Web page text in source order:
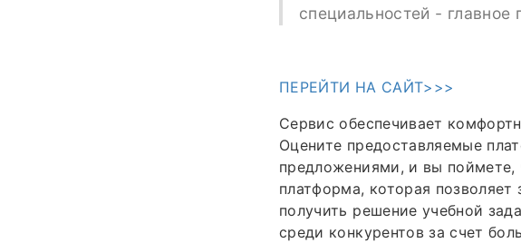
специальностей -
ПЕРЕЙТИ НА САЙТ>>>
Сервис обеспечивает
Оцените предоставляемые
предложениями, и вы
платформа, которая
получить решение учебной
среди конкурентов за счет